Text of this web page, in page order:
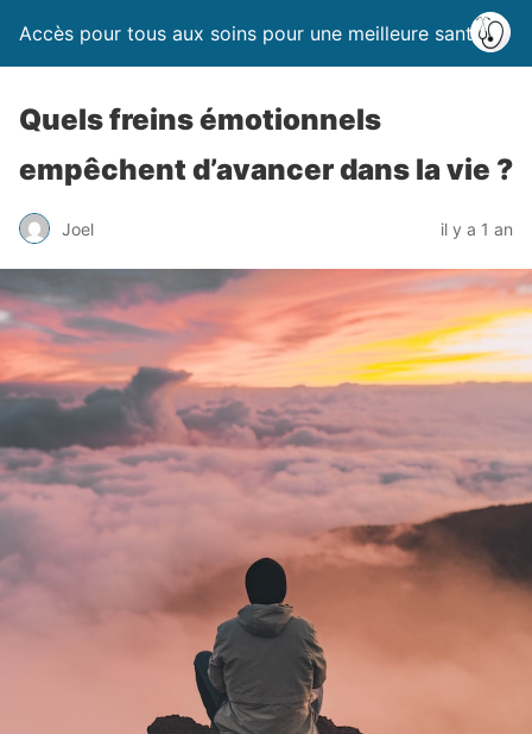
Accès pour tous aux soins pour une meilleure santé
Quels freins émotionnels
empêchent d’avancer dans la vie ?
Joel il y a 1 an